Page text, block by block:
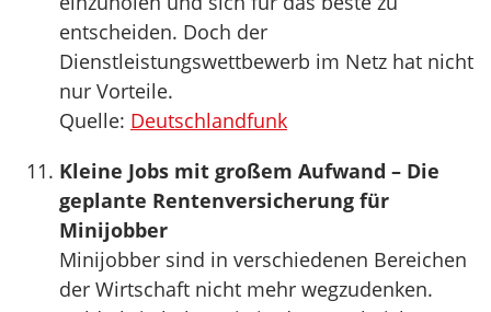
entscheiden. Doch der
Dienstleistungswettbewerb im Netz hat nicht
nur Vorteile.
Quelle: Deutschlandfunk
Kleine Jobs mit großem Aufwand – Die
geplante Rentenversicherung für
Minijobber
Minijobber sind in verschiedenen Bereichen
der Wirtschaft nicht mehr wegzudenken.